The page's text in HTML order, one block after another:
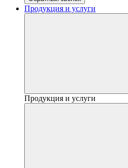
Продукция и услуги
Продукция и услуги